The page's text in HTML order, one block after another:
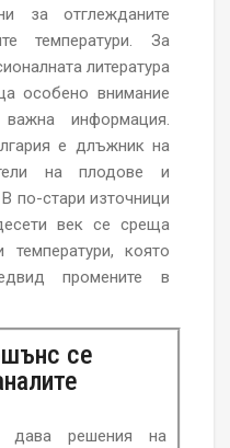
за отглежданите
температури. За
литература
особено внимание
информация.
е длъжник на
на плодове и
по-стари източници
век се среща
която
промените в
се
решения на